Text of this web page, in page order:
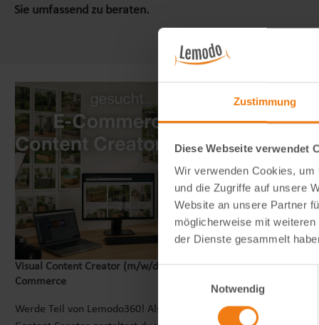
Zustimmung
Diese Webseite verwendet
Wir verwenden Cookies,
und die Zugriffe auf unsere
Website an unsere Partner
möglicherweise mit
der Dienste gesammelt
Einwilligungsauswahl
Notwendig
Sie umfassend zu beraten.
Visual Content Creator (m/w/d) – E-
Commerce
Werde Teil von Lemodo360! Als Visual
Wie